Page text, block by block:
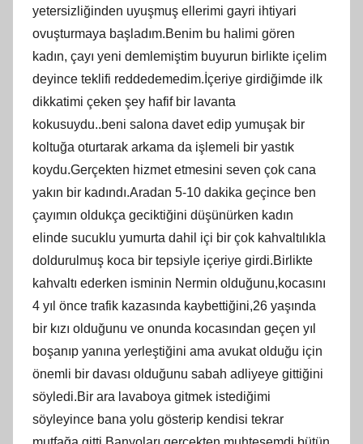
yetersizliğinden uyuşmuş ellerimi gayri ihtiyari
ovuşturmaya başladım.Benim bu halimi gören
kadın, çayı yeni demlemiştim buyurun birlikte içelim
deyince teklifi reddedemedim.İçeriye girdiğimde ilk
dikkatimi çeken şey hafif bir lavanta
kokusuydu..beni salona davet edip yumuşak bir
koltuğa oturtarak arkama da işlemeli bir yastık
koydu.Gerçekten hizmet etmesini seven çok cana
yakın bir kadındı.Aradan 5-10 dakika geçince ben
çayımın oldukça geciktiğini düşünürken kadın
elinde sucuklu yumurta dahil içi bir çok kahvaltılıkla
doldurulmuş koca bir tepsiyle içeriye girdi.Birlikte
kahvaltı ederken isminin Nermin olduğunu,kocasını
4 yıl önce trafik kazasında kaybettiğini,26 yaşında
bir kızı olduğunu ve onunda kocasından geçen yıl
boşanıp yanına yerleştiğini ama avukat olduğu için
önemli bir davası olduğunu sabah adliyeye gittiğini
söyledi.Bir ara lavaboya gitmek istediğimi
söyleyince bana yolu gösterip kendisi tekrar